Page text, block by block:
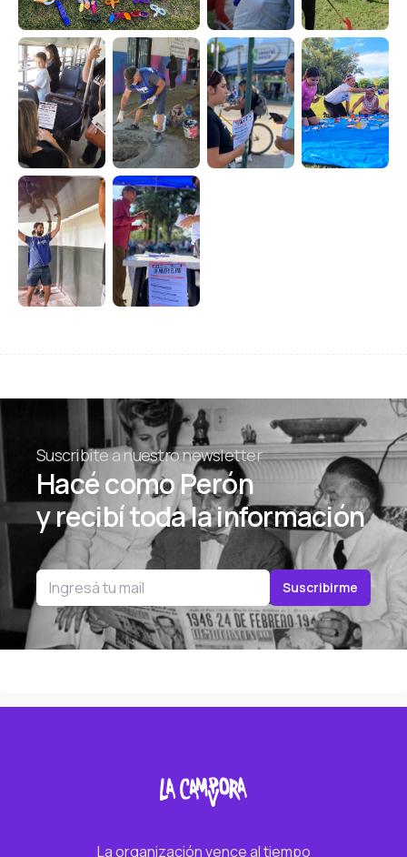
Suscribite a nuestro newsletter
Hacé como Perón
y recibí toda la información
Email Suscribirme
La organización vence al tiempo